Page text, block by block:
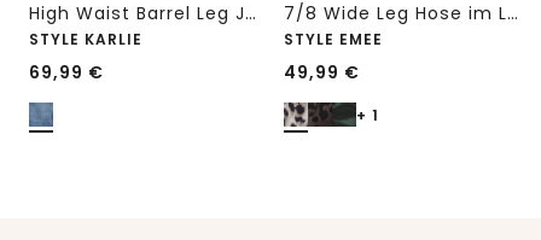
High Waist Barrel Leg Jeans im Loose Fit
STYLE KARLIE
69,99 €
7/8 Wide Leg Hose im Loose Fit mit Print
STYLE EMEE
49,99 €
+ 1